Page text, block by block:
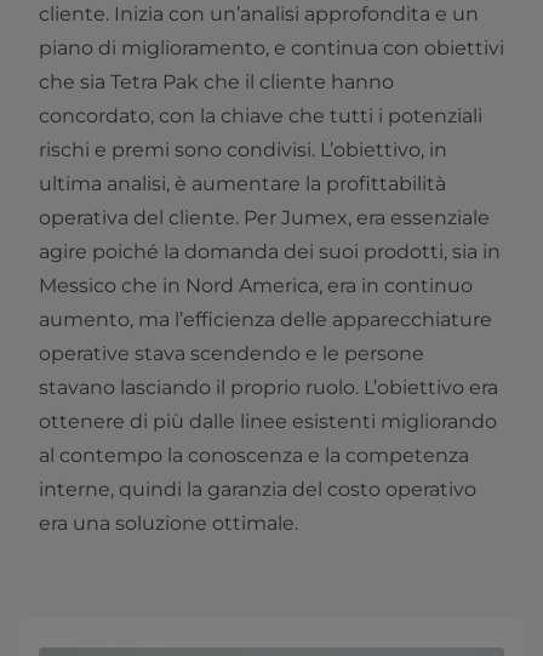
cliente. Inizia con un’analisi approfondita e un
piano di miglioramento, e continua con obiettivi
che sia Tetra Pak che il cliente hanno
concordato, con la chiave che tutti i potenziali
rischi e premi sono condivisi. L’obiettivo, in
ultima analisi, è aumentare la profittabilità
operativa del cliente. Per Jumex, era essenziale
agire poiché la domanda dei suoi prodotti, sia in
Messico che in Nord America, era in continuo
aumento, ma l’efficienza delle apparecchiature
operative stava scendendo e le persone
stavano lasciando il proprio ruolo. L’obiettivo era
ottenere di più dalle linee esistenti migliorando
al contempo la conoscenza e la competenza
interne, quindi la garanzia del costo operativo
era una soluzione ottimale.